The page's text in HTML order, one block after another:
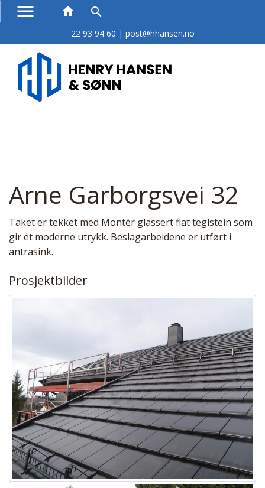
menu home search
22 93 94 60 | post@hhansen.no
Arne Garborgsvei 32
Taket er tekket med Montér glassert flat teglstein som
gir et moderne utrykk. Beslagarbeidene er utført i
antrasink.
Prosjektbilder